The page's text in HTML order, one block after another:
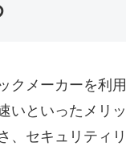
クメーカーを利
いといったメリ
、セキュリティ